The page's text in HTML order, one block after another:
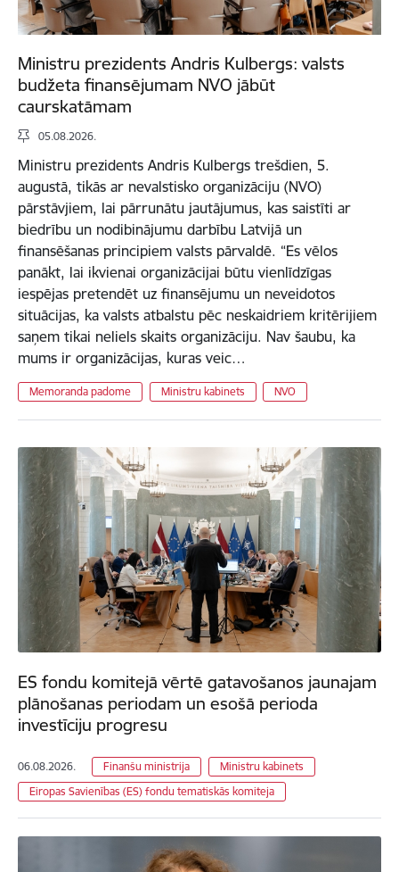
Ministru prezidents Andris Kulbergs: valsts
budžeta finansējumam NVO jābūt
caurskatāmam
05.08.2026.
Ministru prezidents Andris Kulbergs trešdien, 5.
augustā, tikās ar nevalstisko organizāciju (NVO)
pārstāvjiem, lai pārrunātu jautājumus, kas saistīti ar
biedrību un nodibinājumu darbību Latvijā un
finansēšanas principiem valsts pārvaldē. “Es vēlos
panākt, lai ikvienai organizācijai būtu vienlīdzīgas
iespējas pretendēt uz finansējumu un neveidotos
situācijas, ka valsts atbalstu pēc neskaidriem kritērijiem
saņem tikai neliels skaits organizāciju. Nav šaubu, ka
mums ir organizācijas, kuras veic…
Memoranda padome Ministru kabinets NVO
ES fondu komitejā vērtē gatavošanos jaunajam
plānošanas periodam un esošā perioda
investīciju progresu
06.08.2026. Finanšu ministrija
Ministru kabinets
Eiropas Savienības (ES) fondu tematiskās komiteja